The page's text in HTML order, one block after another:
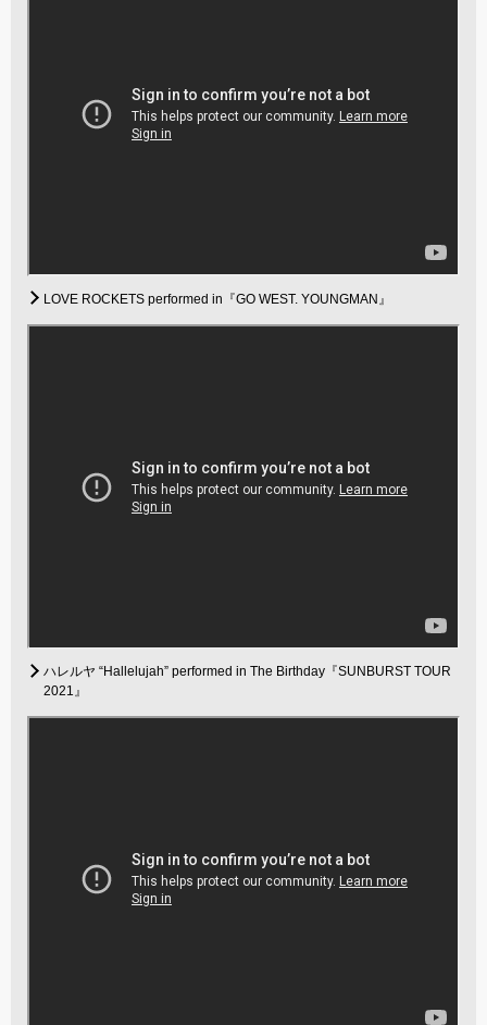
LOVE ROCKETS performed in『GO WEST. YOUNGMAN』
ハレルヤ “Hallelujah” performed in The Birthday『SUNBURST TOUR
2021』